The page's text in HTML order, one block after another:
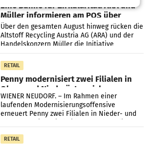
Eine Bühne für Zirkularität: ARA und
Müller informieren am POS über
Kreislauffähigkeit
Über den gesamten August hinweg rücken die
Altstoff Recycling Austria AG (ARA) und der
Handelskonzern Müller die Initiative
„Kreislauf-Helden“ in allen österreichischen
Müller-Filialen
RETAIL
Penny modernisiert zwei Filialen in
Ober- und Niederösterreich
WIENER NEUDORF. – Im Rahmen einer
laufenden Modernisierungsoffensive
erneuert Penny zwei Filialen in Nieder- und
RETAIL